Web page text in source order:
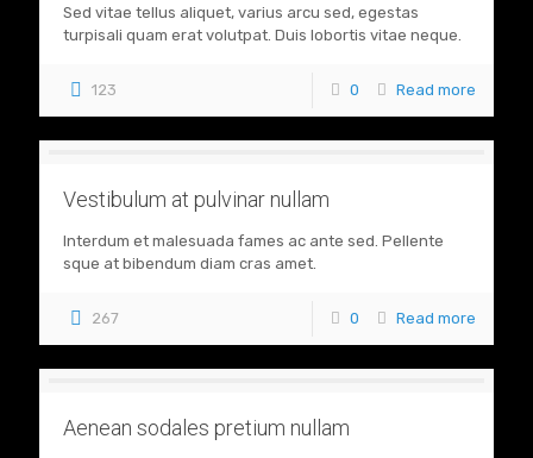
Sed vitae tellus aliquet, varius arcu sed, egestas
turpisali quam erat volutpat. Duis lobortis vitae neque.
123 0 Read more
Vestibulum at pulvinar nullam
Interdum et malesuada fames ac ante sed. Pellente
sque at bibendum diam cras amet.
267 0 Read more
Aenean sodales pretium nullam